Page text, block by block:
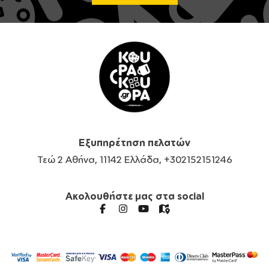
Εξυπηρέτηση πελατών
Τεώ 2 Αθήνα, 11142 Ελλάδα, +302152151246
Ακολουθήστε μας στα social